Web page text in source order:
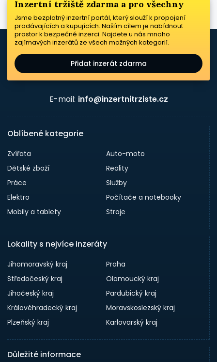
Inzertní tržiště zdarma a pro všechny
Jsme bezplatný inzertní portál, který slouží k propojení
prodávajících a kupujících. Naším cílem je nabídnout
prostor k bezpečné inzerci. Najdete u nás mnoho
zajímavých inzerátů ze všech možných kategorií.
Přidat inzerát zdarma
E-mail: info@inzertnitrziste.cz
Oblíbené kategorie
Zvířata
Auto-moto
Dětské zboží
Reality
Práce
Služby
Elektro
Počítače a notebooky
Mobily a tablety
Stroje
Lokality s nejvíce inzeráty
Jihomoravský kraj
Praha
Středočeský kraj
Olomoucký kraj
Jihočeský kraj
Pardubický kraj
Královéhradecký kraj
Moravskoslezský kraj
Plzeňský kraj
Karlovarský kraj
Důležité informace